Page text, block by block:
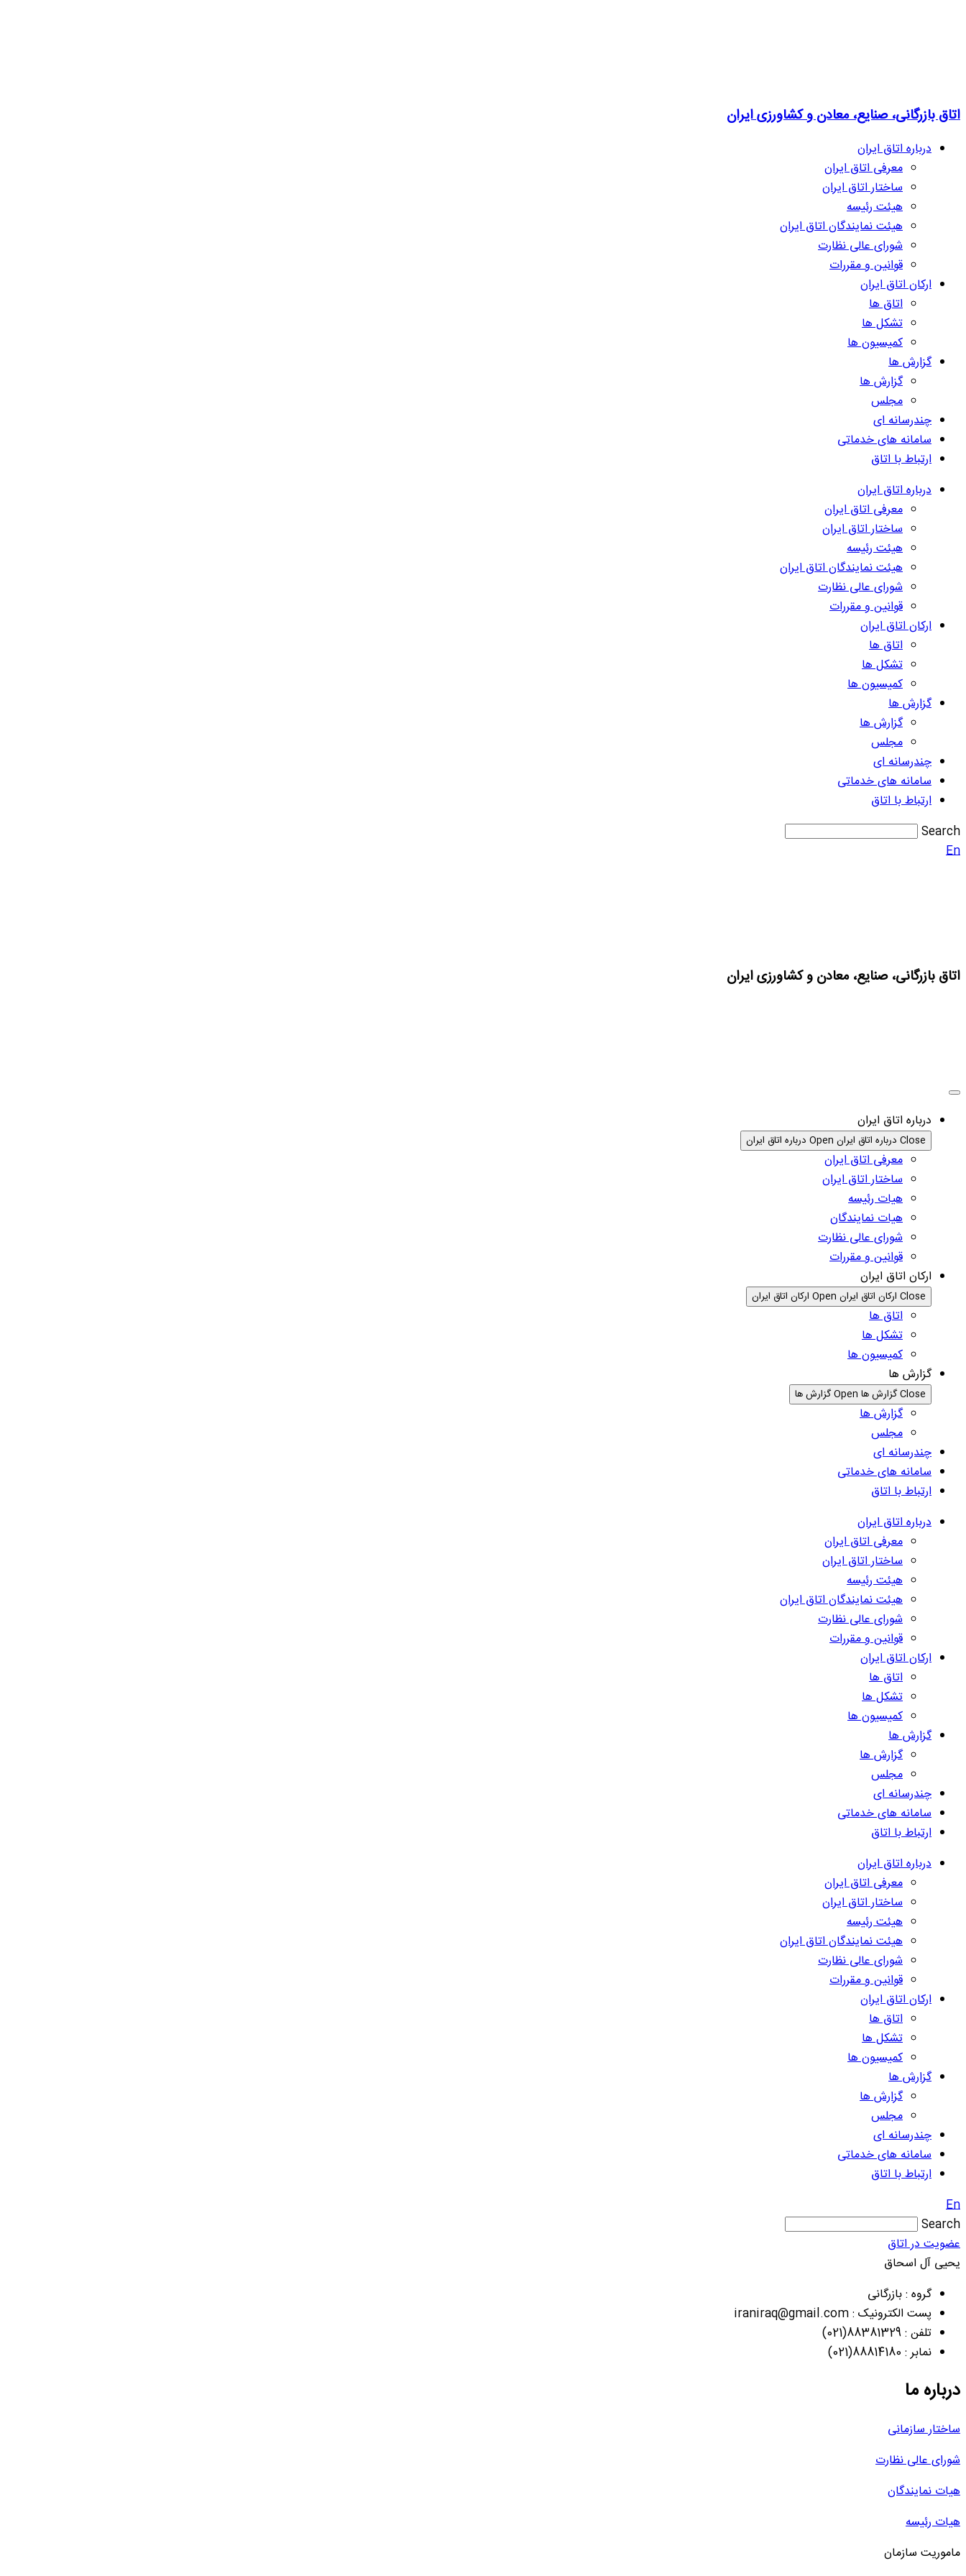
اتاق بازرگانی، صنایع، معادن و کشاورزی ایران
درباره اتاق ایران
معرفی اتاق ایران
ساختار اتاق ایران
هیئت رئیسه
هیئت نمایندگان اتاق ایران
شورای عالی نظارت
قوانین و مقررات
ارکان اتاق ایران
اتاق ها
تشکل ها
کمیسیون ها
گزارش ها
گزارش ها
مجلس
چندرسانه ای
سامانه های خدماتی
ارتباط با اتاق
درباره اتاق ایران
معرفی اتاق ایران
ساختار اتاق ایران
هیئت رئیسه
هیئت نمایندگان اتاق ایران
شورای عالی نظارت
قوانین و مقررات
ارکان اتاق ایران
اتاق ها
تشکل ها
کمیسیون ها
گزارش ها
گزارش ها
مجلس
چندرسانه ای
سامانه های خدماتی
ارتباط با اتاق
Search
En
اتاق بازرگانی، صنایع، معادن و کشاورزی ایران
درباره اتاق ایران
Close درباره اتاق ایران Open درباره اتاق ایران
معرفی اتاق ایران
ساختار اتاق ایران
هیات رئیسه
هیات نمایندگان
شورای عالی نظارت
قوانین و مقررات
ارکان اتاق ایران
Close ارکان اتاق ایران Open ارکان اتاق ایران
اتاق ها
تشکل ها
کمیسیون ها
گزارش ها
Close گزارش ها Open گزارش ها
گزارش ها
مجلس
چندرسانه ای
سامانه های خدماتی
ارتباط با اتاق
درباره اتاق ایران
معرفی اتاق ایران
ساختار اتاق ایران
هیئت رئیسه
هیئت نمایندگان اتاق ایران
شورای عالی نظارت
قوانین و مقررات
ارکان اتاق ایران
اتاق ها
تشکل ها
کمیسیون ها
گزارش ها
گزارش ها
مجلس
چندرسانه ای
سامانه های خدماتی
ارتباط با اتاق
درباره اتاق ایران
معرفی اتاق ایران
ساختار اتاق ایران
هیئت رئیسه
هیئت نمایندگان اتاق ایران
شورای عالی نظارت
قوانین و مقررات
ارکان اتاق ایران
اتاق ها
تشکل ها
کمیسیون ها
گزارش ها
گزارش ها
مجلس
چندرسانه ای
سامانه های خدماتی
ارتباط با اتاق
En
Search
عضویت در اتاق
یحیی آل اسحاق
گروه : بازرگانی
پست الکترونیک : iraniraq@gmail.com
تلفن : 88381329(021)
نمابر : 88814180(021)
درباره ما
ساختار سازمانی
شورای عالی نظارت
هیات نمایندگان
هیات رئیسه
ماموریت سازمان